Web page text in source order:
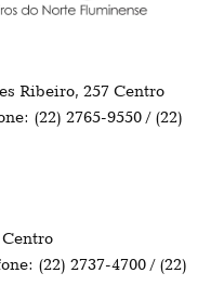
Ribeiro, 257 Centro
(22) 2765-9550 / (22)
(22) 2737-4700 / (22)